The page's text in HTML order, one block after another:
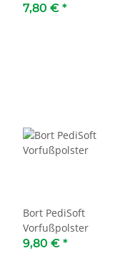
7,80 € *
Bort PediSoft
Vorfußpolster
9,80 € *